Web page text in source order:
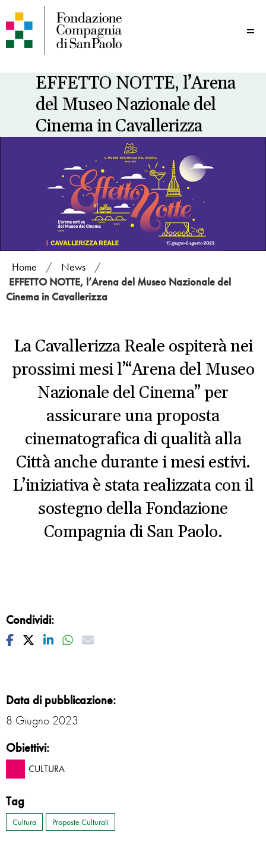
EFFETTO NOTTE, l’Arena
del Museo Nazionale del
Cinema in Cavallerizza
Home / News
/
EFFETTO NOTTE, l’Arena del Museo Nazionale del
Cinema in Cavallerizza
La Cavallerizza Reale ospiterà nei
prossimi mesi l’“Arena del Museo
Nazionale del Cinema” per
assicurare una proposta
cinematografica di qualità alla
Città anche durante i mesi estivi.
L’iniziativa è stata realizzata con il
sostegno della Fondazione
Compagnia di San Paolo.
Condividi:
Facebook
TwitterLinkedinWhatsapp
Mail
Data di pubblicazione:
8 Giugno 2023
Obiettivi:
CULTURA
Tag
Cultura Proposte Culturali